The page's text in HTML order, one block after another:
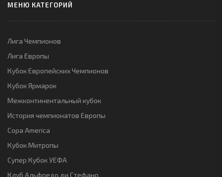
МЕНЮ КАТЕГОРИЙ
Лига Чемпионов
Лига Европы
Кубок Европейских Чемпионов
Кубок Ярмарок
Межконтинентальный кубок
История чемпионатов Европы
Copa America
Кубок Митропы
Супер Кубок УЕФА
Клуб Альфредо ди Стефано